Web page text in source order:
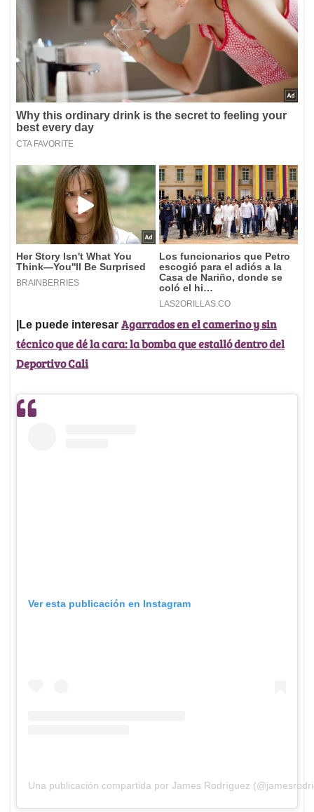
|Le puede interesar Agarrados en el camerino y sin
técnico que dé la cara: la bomba que estalló dentro del
Deportivo Cali
Ver esta publicación en Instagram
Una publicación compartida por James Rodríguez